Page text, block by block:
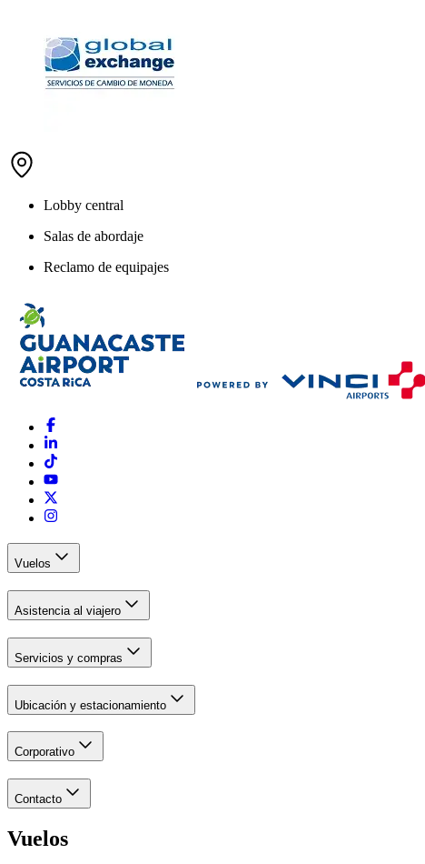
Lobby central
Salas de abordaje
Reclamo de equipajes
Vuelos
Asistencia al viajero
Servicios y compras
Ubicación y estacionamiento
Corporativo
Contacto
Vuelos